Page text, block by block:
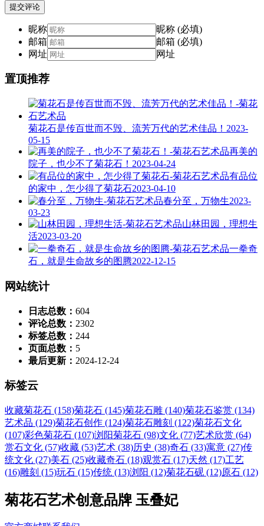
提交评论
昵称
昵称 (必填)
邮箱
邮箱 (必填)
网址
网址
置顶推荐
菊花石是传百世而不毁、流芳万代的艺术佳品！ 2023-
05-15
再美的
院子，也少不了菊花石！ 2023-04-24
有品位
的家中，怎少得了菊花石2023-04-10
春分至，万物生2023-
03-23
山林田园，理想生
活2023-03-20
一拳奇
石，就是生命故乡的图腾2022-12-15
网站统计
日志总数： 604
评论总数： 2302
标签总数： 244
页面总数： 5
最后更新： 2024-12-24
标签云
收藏菊花石 (158)菊花石 (145)菊花石雕 (140)菊花石鉴赏 (134)
艺术品 (129)菊花石创作 (124)菊花石雕刻 (122)菊花石文化
(107)彩色菊花石 (107)浏阳菊花石 (98)文化 (77)艺术欣赏 (64)
赏石文化 (57)收藏 (53)艺术 (38)历史 (38)奇石 (33)寓意 (27)传
统文化 (27)美石 (25)收藏奇石 (18)观赏石 (17)天然 (17)工艺
(16)雕刻 (15)玩石 (15)传统 (13)浏阳 (12)菊花石砚 (12)原石 (12)
菊花石艺术创意品牌 玉叠妃